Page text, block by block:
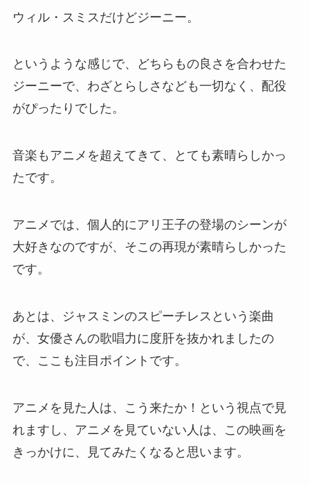
ウィル・スミスだけどジーニー。
というような感じで、どちらもの良さを合わせた
ジーニーで、わざとらしさなども一切なく、配役
がぴったりでした。
音楽もアニメを超えてきて、とても素晴らしかっ
たです。
アニメでは、個人的にアリ王子の登場のシーンが
大好きなのですが、そこの再現が素晴らしかった
です。
あとは、ジャスミンのスピーチレスという楽曲
が、女優さんの歌唱力に度肝を抜かれましたの
で、ここも注目ポイントです。
アニメを見た人は、こう来たか！という視点で見
れますし、アニメを見ていない人は、この映画を
きっかけに、見てみたくなると思います。